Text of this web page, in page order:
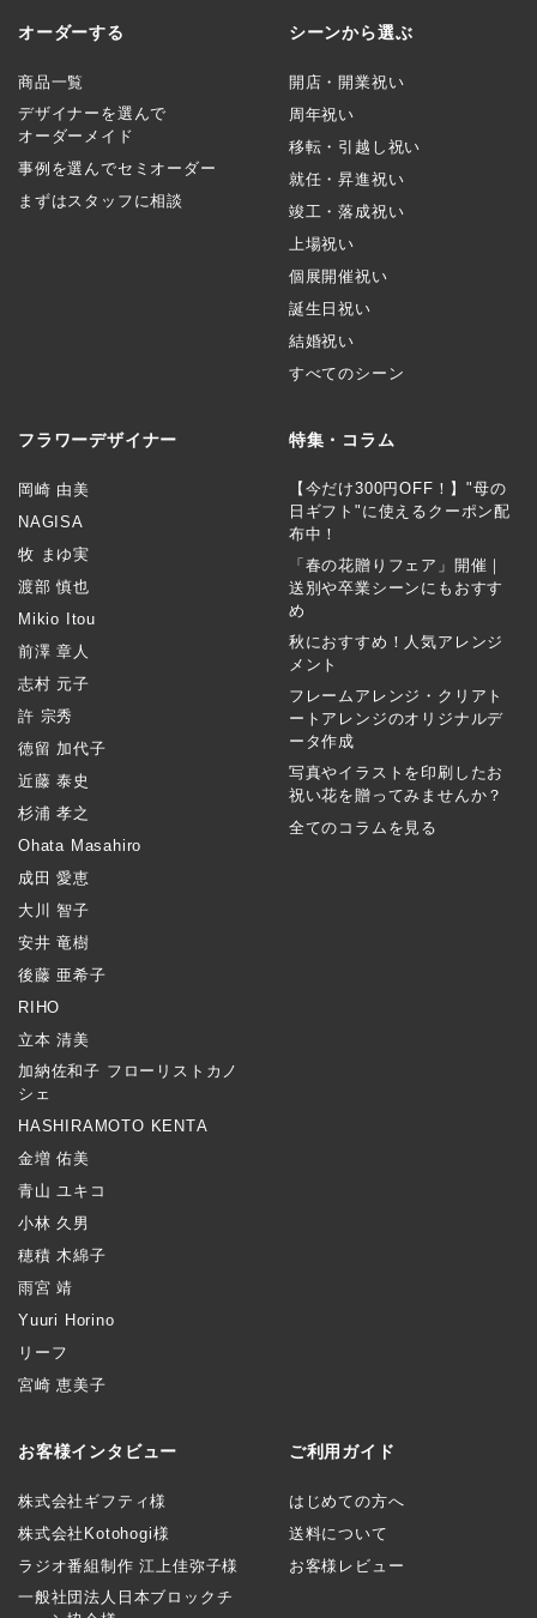
オーダーする
商品一覧
デザイナーを選んで
オーダーメイド
事例を選んでセミオーダー
まずはスタッフに相談
シーンから選ぶ
開店・開業祝い
周年祝い
移転・引越し祝い
就任・昇進祝い
竣工・落成祝い
上場祝い
個展開催祝い
誕生日祝い
結婚祝い
すべてのシーン
フラワーデザイナー
岡崎 由美
NAGISA
牧 まゆ実
渡部 慎也
Mikio Itou
前澤 章人
志村 元子
許 宗秀
徳留 加代子
近藤 泰史
杉浦 孝之
Ohata Masahiro
成田 愛恵
大川 智子
安井 竜樹
後藤 亜希子
RIHO
立本 清美
加納佐和子 フローリストカノ
シェ
HASHIRAMOTO KENTA
金増 佑美
青山 ユキコ
小林 久男
穂積 木綿子
雨宮 靖
Yuuri Horino
リーフ
宮崎 恵美子
特集・コラム
【今だけ300円OFF！】"母の
日ギフト"に使えるクーポン配
布中！
「春の花贈りフェア」開催｜
送別や卒業シーンにもおすす
め
秋におすすめ！人気アレンジ
メント
フレームアレンジ・クリアト
ートアレンジのオリジナルデ
ータ作成
写真やイラストを印刷したお
祝い花を贈ってみませんか？
全てのコラムを見る
お客様インタビュー
株式会社ギフティ様
株式会社Kotohogi様
ラジオ番組制作 江上佳弥子様
一般社団法人日本ブロックチ
ご利用ガイド
はじめての方へ
送料について
お客様レビュー